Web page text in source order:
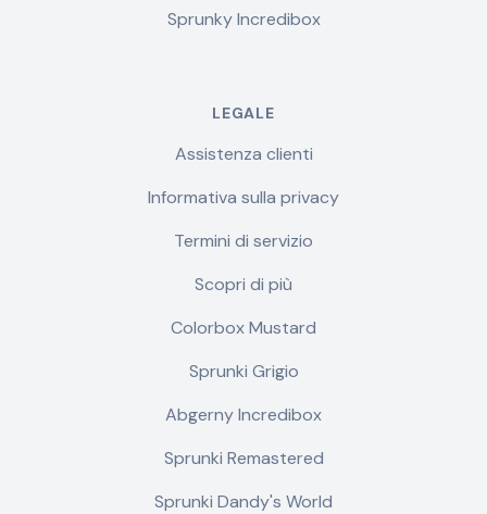
Sprunky Incredibox
LEGALE
Assistenza clienti
Informativa sulla privacy
Termini di servizio
Scopri di più
Colorbox Mustard
Sprunki Grigio
Abgerny Incredibox
Sprunki Remastered
Sprunki Dandy's World